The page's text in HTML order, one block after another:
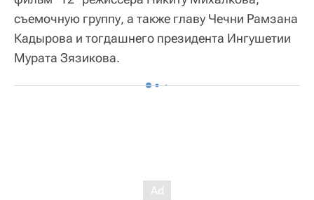
съемочную группу, а также главу Чечни Рамзана
Кадырова и тогдашнего президента Ингушетии
Мурата Зязикова.